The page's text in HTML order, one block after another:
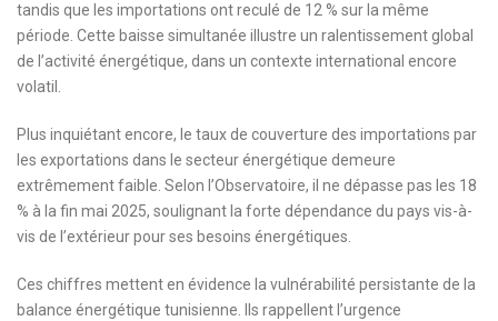
tandis que les importations ont reculé de 12 % sur la même
période. Cette baisse simultanée illustre un ralentissement global
de l’activité énergétique, dans un contexte international encore
volatil.
Plus inquiétant encore, le taux de couverture des importations par
les exportations dans le secteur énergétique demeure
extrêmement faible. Selon l’Observatoire, il ne dépasse pas les 18
% à la fin mai 2025, soulignant la forte dépendance du pays vis-à-
vis de l’extérieur pour ses besoins énergétiques.
Ces chiffres mettent en évidence la vulnérabilité persistante de la
balance énergétique tunisienne. Ils rappellent l’urgence